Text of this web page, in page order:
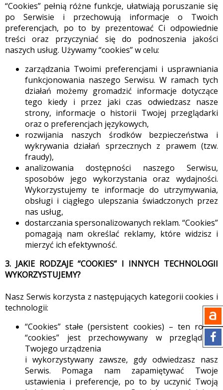
“Cookies” pełnią różne funkcje, ułatwiają poruszanie się
po Serwisie i przechowują informacje o Twoich
preferencjach, po to by prezentować Ci odpowiednie
treści oraz przyczyniać się do podnoszenia jakości
naszych usług. Używamy “cookies” w celu:
zarządzania Twoimi preferencjami i usprawniania
funkcjonowania naszego Serwisu. W ramach tych
działań możemy gromadzić informacje dotyczące
tego kiedy i przez jaki czas odwiedzasz nasze
strony, informacje o historii Twojej przeglądarki
oraz o preferencjach językowych,
rozwijania naszych środków bezpieczeństwa i
wykrywania działań sprzecznych z prawem (tzw.
fraudy),
analizowania dostępności naszego Serwisu,
sposobów jego wykorzystania oraz wydajności.
Wykorzystujemy te informacje do utrzymywania,
obsługi i ciągłego ulepszania świadczonych przez
nas usług,
dostarczania spersonalizowanych reklam. “Cookies”
pomagają nam określać reklamy, które widzisz i
mierzyć ich efektywność.
3. JAKIE RODZAJE “COOKIES” I INNYCH TECHNOLOGII
WYKORZYSTUJEMY?
Nasz Serwis korzysta z następujących kategorii cookies i
technologii:
“Cookies” stałe (persistent cookies) – ten rodzaj
“cookies” jest przechowywany w przeglądarce
Twojego urządzenia
i wykorzystywany zawsze, gdy odwiedzasz nasz
Serwis. Pomaga nam zapamiętywać Twoje
ustawienia i preferencje, po to by uczynić Twoją